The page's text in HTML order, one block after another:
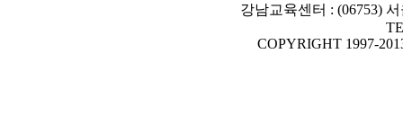
강남교육센터 : (06753)
COPYRIGHT 1997-